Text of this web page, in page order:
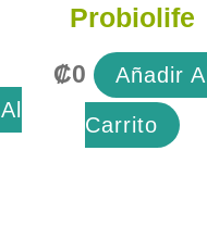
Probiolife
₡0 Añadir Al
Carrito